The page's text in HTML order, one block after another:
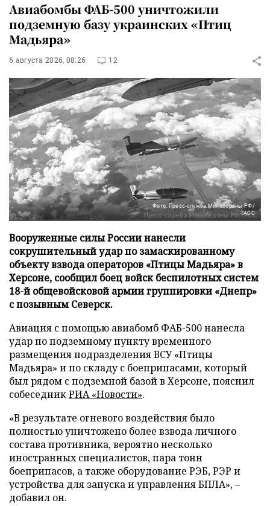
Авиабомбы ФАБ-500 уничтожили
подземную базу украинских «Птиц
Мадьяра»
6 августа 2026, 08:26 12
Фото: Пресс-служба Минобороны РФ/
ТАСС
Вооруженные силы России нанесли
сокрушительный удар по замаскированному
объекту взвода операторов «Птицы Мадьяра» в
Херсоне, сообщил боец войск беспилотных систем
18-й общевойсковой армии группировки «Днепр»
с позывным Северск.
Авиация с помощью авиабомб ФАБ-500 нанесла
удар по подземному пункту временного
размещения подразделения ВСУ «Птицы
Мадьяра» и по складу с боеприпасами, который
был рядом с подземной базой в Херсоне, пояснил
собеседникРИА «Новости».
«В результате огневого воздействия было
полностью уничтожено более взвода личного
состава противника, вероятно несколько
иностранных специалистов, пара тонн
боеприпасов, а также оборудование РЭБ, РЭР и
устройства для запуска и управления БПЛА», –
добавил он.